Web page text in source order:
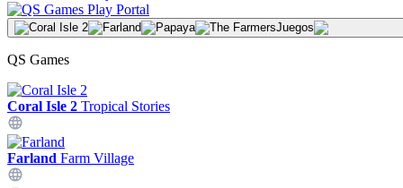
Juegos
QS Games
Coral Isle 2 Tropical Stories
Farland Farm Village